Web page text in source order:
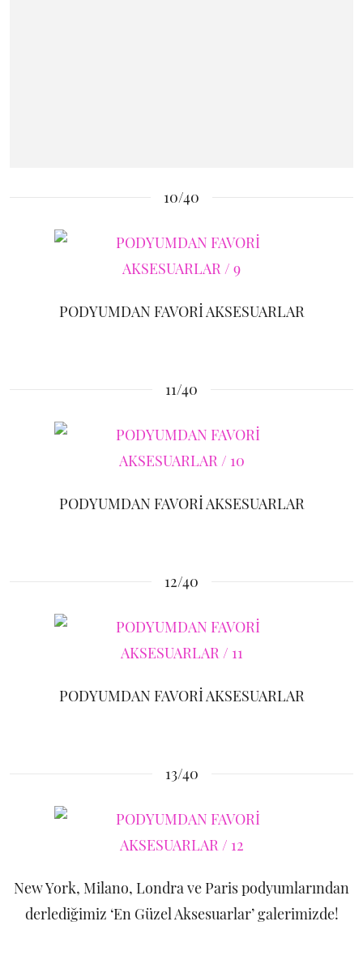
10/40
PODYUMDAN FAVORİ AKSESUARLAR
11/40
PODYUMDAN FAVORİ AKSESUARLAR
12/40
PODYUMDAN FAVORİ AKSESUARLAR
13/40
New York, Milano, Londra ve Paris podyumlarından
derlediğimiz ‘En Güzel Aksesuarlar’ galerimizde!